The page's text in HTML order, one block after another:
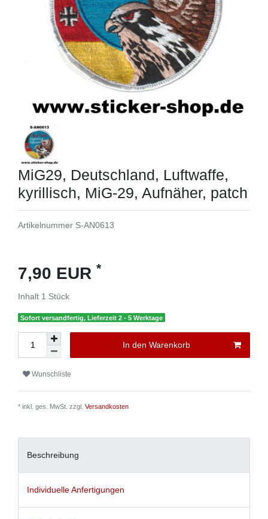
MiG29, Deutschland, Luftwaffe,
kyrillisch, MiG-29, Aufnäher, patch
Artikelnummer S-AN0613
7,90 EUR *
Inhalt 1 Stück
Sofort versandfertig, Lieferzeit 2 - 5 Werktage
In den Warenkorb
Wunschliste
* inkl. ges. MwSt. zzgl. Versandkosten
Beschreibung
Individuelle Anfertigungen